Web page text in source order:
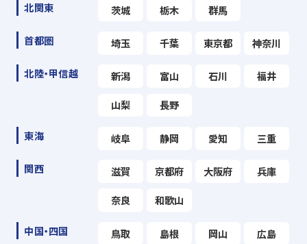
北関東 茨城 栃木 群馬
首都圏 埼玉 千葉 東京都 神奈川
北陸・甲信越 新潟 富山 石川 福井
山梨 長野
東海 岐阜 静岡 愛知 三重
関西 滋賀 京都府 大阪府 兵庫
奈良 和歌山
中国・四国 鳥取 島根 岡山 広島